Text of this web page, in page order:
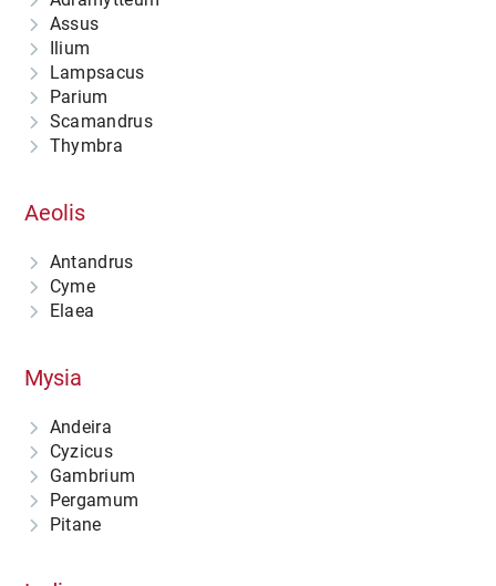
Assus
Ilium
Lampsacus
Parium
Scamandrus
Thymbra
Aeolis
Antandrus
Cyme
Elaea
Mysia
Andeira
Cyzicus
Gambrium
Pergamum
Pitane